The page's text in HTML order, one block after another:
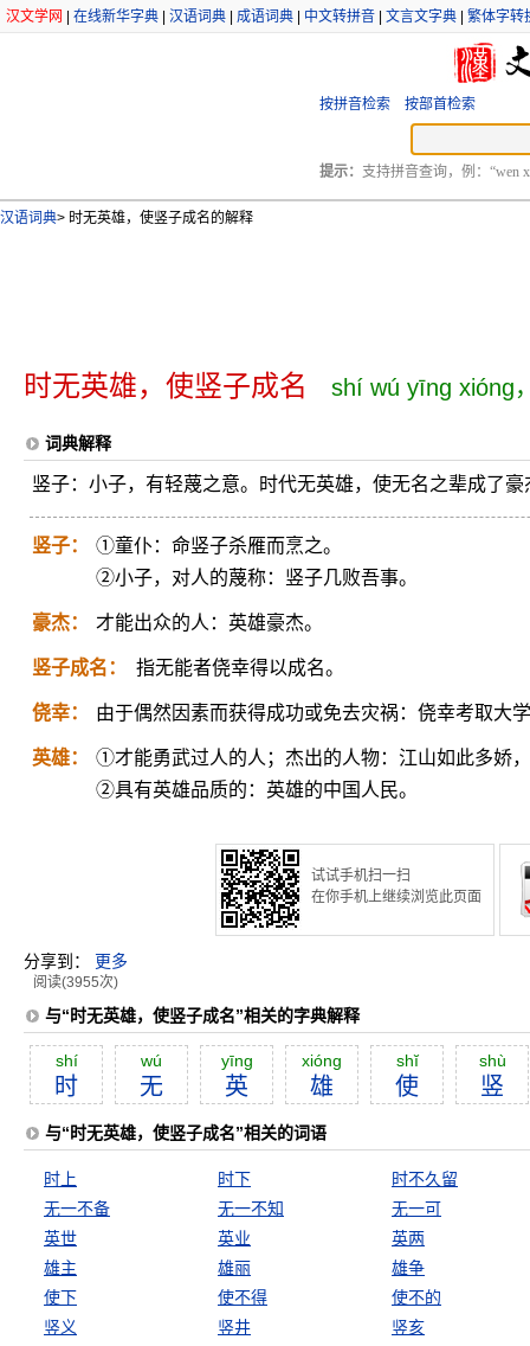
汉文学网 在线新华字典 汉语词典 成语词典 中文转拼音 文言文字典 繁体字转
按拼音检索 按部首检索
提示： 支持拼音查询，例：“wen
汉语词典> 时无英雄，使竖子成名的解释
时无英雄，使竖子成名 shí wú yīng xióng
词典解释
竖子：小子，有轻蔑之意。时代无英雄，使无名之辈成了
竖子：
①童仆：命竖子杀雁而烹之。
②小子，对人的蔑称：竖子几败吾事。
豪杰： 才能出众的人：英雄豪杰。
竖子成名： 指无能者侥幸得以成名。
侥幸： 由于偶然因素而获得成功或免去灾祸：侥幸考取大
英雄：
①才能勇武过人的人；杰出的人物：江山如此多娇
②具有英雄品质的：英雄的中国人民。
试试手机扫一扫
在你手机上继续浏览此页面
分享到： 更多
阅读(3955次)
与“时无英雄，使竖子成名”相关的字典解释
shí
时
wú
无
yīng
英
xióng
雄
shĭ
使
shù
竖
与“时无英雄，使竖子成名”相关的词语
时上 时下
时不久留
无一不备
无一不知
无一可
英世
英业
英两
雄主
雄丽
雄争
使下
使不得
使不的
竖义
竖井
竖亥